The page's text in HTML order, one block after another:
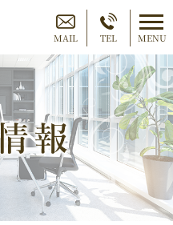
MAIL TEL MENU